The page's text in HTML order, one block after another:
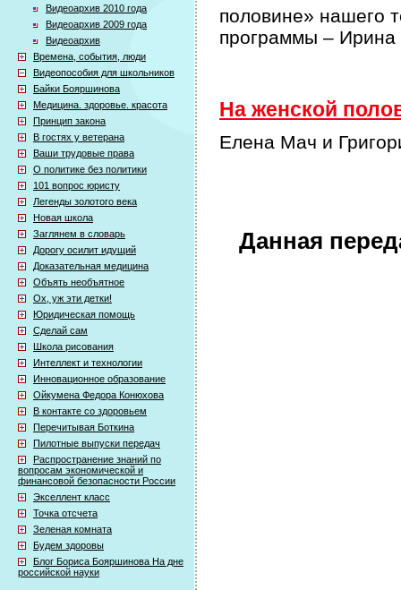
Видеоархив 2010 года
Видеоархив 2009 года
Видеоархив
Времена, события, люди
Видеопособия для школьников
Байки Бояршинова
Медицина. здоровье. красота
Принцип закона
В гостях у ветерана
Ваши трудовые права
О политике без политики
101 вопрос юристу
Легенды золотого века
Новая школа
Заглянем в словарь
Дорогу осилит идущий
Доказательная медицина
Объять необъятное
Ох, уж эти детки!
Юридическая помощь
Сделай сам
Школа рисования
Интеллект и технологии
Инновационное образование
Ойкумена Федора Конюхова
В контакте со здоровьем
Перечитывая Боткина
Пилотные выпуски передач
Распространение знаний по
вопросам экономической и
финансовой безопасности России
Экселлент класс
Точка отсчета
Зеленая комната
Будем здоровы
Блог Бориса Бояршинова На дне
российской науки
половине» нашего
программы –
На женской
Елена Мач и
Данная